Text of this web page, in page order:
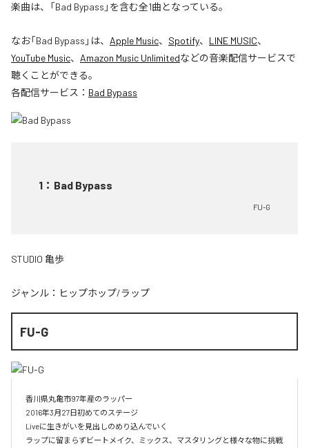
楽曲は、「Bad Bypass」を含む全1曲となっている。
なお「Bad Bypass 」は、 Apple Music、 Spotify、 LINE MUSIC、
YouTube Music、 Amazon Music Unlimitedなどの音楽配信サービスで
聴くことができる。
各配信サービス： Bad Bypass
1 ： Bad Bypass
FU-G
STUDIO 亀歩
ジャンル： ヒップホップ/ラップ
FU-G
香川県丸亀市97年産のラッパー
2016年3月27日初めてのステージ
Liveに生きがいを見出しのめり込んでいく
ラップに留まらずビートメイク、ミックス、マスタリングと様々な物に挑戦